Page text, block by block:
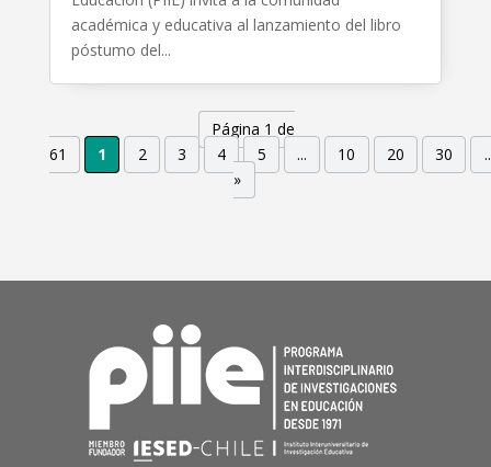
académica y educativa al lanzamiento del libro
póstumo del...
Página 1 de
61
1 2 3 4 5 ... 10 20 30
»